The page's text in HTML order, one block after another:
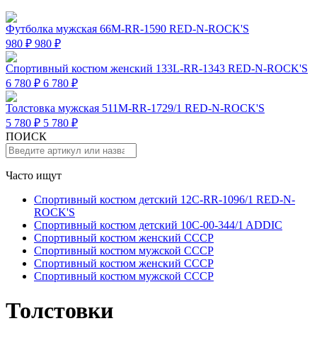
Футболка мужская 66M-RR-1590 RED-N-ROCK'S
980 ₽ 980 ₽
Спортивный костюм женский 133L-RR-1343 RED-N-ROCK'S
6 780 ₽ 6 780 ₽
Толстовка мужская 511M-RR-1729/1 RED-N-ROCK'S
5 780 ₽ 5 780 ₽
ПОИСК
Часто ищут
Спортивный костюм детский 12C-RR-1096/1 RED-N-
ROCK'S
Спортивный костюм детский 10C-00-344/1 ADDIC
Спортивный костюм женский СССР
Спортивный костюм мужской СССР
Спортивный костюм женский СССР
Спортивный костюм мужской СССР
Толстовки